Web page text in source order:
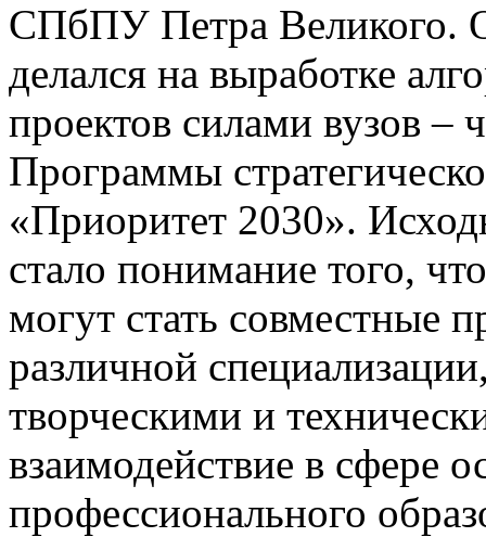
СПбПУ Петра Великого.
делался на выработке
проектов силами вузов –
Программы
«Приоритет 2030».
стало понимание того,
могут стать совместные
различной
творческими и
взаимодействие в сфере
профессионального